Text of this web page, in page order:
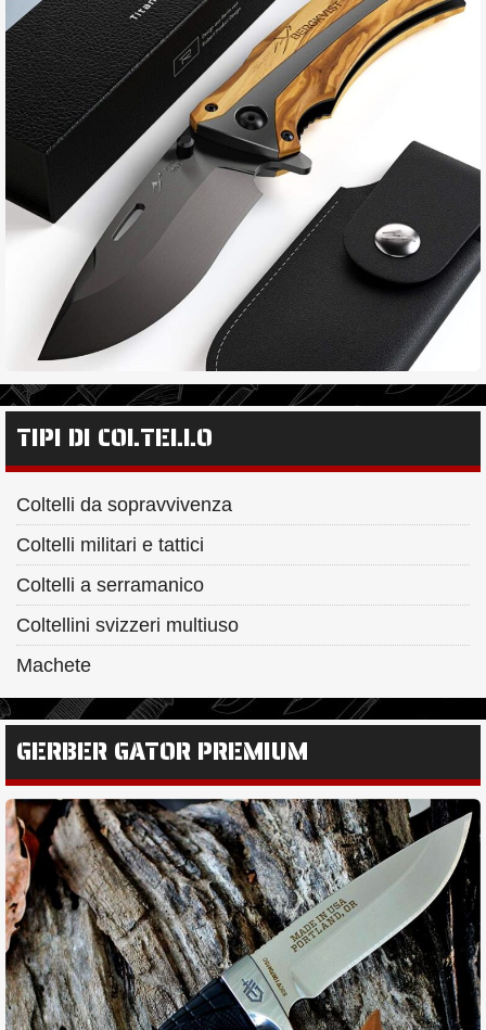
TIPI DI COLTELLO
Coltelli da sopravvivenza
Coltelli militari e tattici
Coltelli a serramanico
Coltellini svizzeri multiuso
Machete
GERBER GATOR PREMIUM